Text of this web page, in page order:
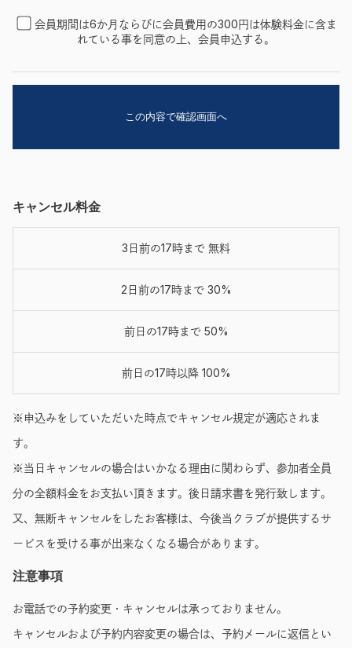
会員期間は6か月ならびに会員費用の300円は体験料金に含ま
れている事を同意の上、会員申込する。
キャンセル料金
3日前の17時まで 無料
2日前の17時まで 30%
前日の17時まで 50%
前日の17時以降 100%
※申込みをしていただいた時点でキャンセル規定が適応されま
す。
※当日キャンセルの場合はいかなる理由に関わらず、参加者全員
分の全額料金をお支払い頂きます。後日請求書を発行致します。
又、無断キャンセルをしたお客様は、今後当クラブが提供するサ
ービスを受ける事が出来なくなる場合があります。
注意事項
お電話での予約変更・キャンセルは承っておりません。
キャンセルおよび予約内容変更の場合は、予約メールに返信とい